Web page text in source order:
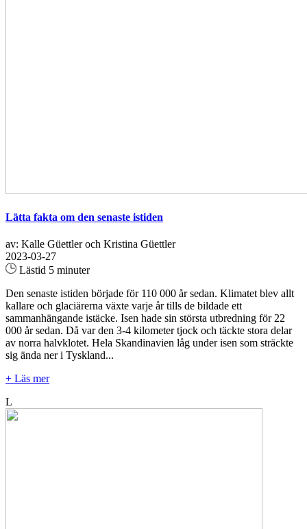
Lätta fakta om den senaste istiden
av: Kalle Güettler och Kristina Güettler
2023-03-27
Lästid 5 minuter
Den senaste istiden började för 110 000 år sedan. Klimatet blev allt
kallare och glaciärerna växte varje år tills de bildade ett
sammanhängande istäcke. Isen hade sin största utbredning för 22
000 år sedan. Då var den 3-4 kilometer tjock och täckte stora delar
av norra halvklotet. Hela Skandinavien låg under isen som sträckte
sig ända ner i Tyskland...
+ Läs mer
L